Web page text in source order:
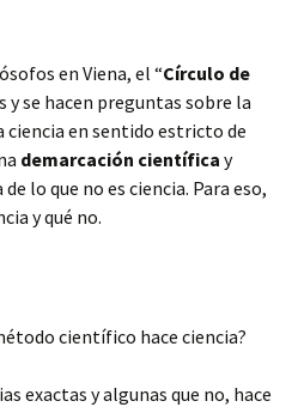
en Viena, el “Círculo de
y se hacen preguntas sobre la
ciencia en sentido estricto de
demarcación científica y
lo que no es ciencia. Para eso,
y qué no.
científico hace ciencia?
exactas y algunas que no, hace